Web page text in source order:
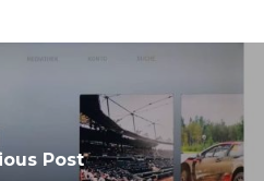
Post